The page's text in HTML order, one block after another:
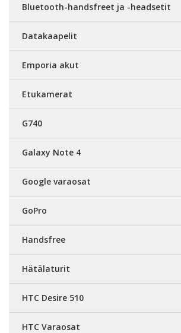
Bluetooth-handsfreet ja -headsetit
Datakaapelit
Emporia akut
Etukamerat
G740
Galaxy Note 4
Google varaosat
GoPro
Handsfree
Hätälaturit
HTC Desire 510
HTC Varaosat